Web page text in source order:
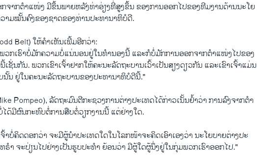
ຈາກ​ຕຳ​ແໜ່ງ ມີ​ຂຶ້ນ​ພາຍ​ຫລັງ​ທ່າ​ອ່ຽງທີ່ສູງຂຶ້ນ ຂອງການ​ອອກ​ໄປຂອງ​ທີມ​ງານ​ດ້ານ​ນະ​ໂຍ​
າມ​ໝັ້ນ​ຄົງ​ຂອງ​ຊາດຂອງ​ທ່ານປະ​ທາ​ນາ​ທິ​ບໍ​ດີ.
Belt) ໃຫ້​ຄຳ​ເຫັນເ​ພີ້ມ​ອີກວ່າ:
ວກ​ເຮົາ​ບໍ່​ມັກຄວາມບໍ່​ແນ່ນອນ​ຢູ່ໃນ​ທຳ​ນອງນີ້ ແລະກໍ​ບໍ່​ມັກ​ການ​ອອກ​ຈາກ​ຕຳ​ແໜ່ງ​ໄປ​ຂອງ​
ຊັ່ນ​ກັນ. ພວກ​ເຂົາ​ເຈົ້າຢາກ​ໃຫ້​ຄະ​ນະ​ລັດ​ຖະ​ບານ​ເວົ້າ​ເປັນ​ສຽງ​ດຽວ​ກັນ ແລະ​ເຂົາ​ເຈົ້າ​ແມ່ນ
ນັ້ນ ຢູ່​ໃນ​ຄະ​ນະລັດ​ຖະ​ບານຂອງ​ປະ​ທາ​ນາ​ທິ​ບໍ​ດີນີ້."
Pompeo), ລັດ​ຖະ​ມົນ​ຕີ​ກະ​ຊວງ​ການ​ຕ່າງ​ປະ​ເທດ​ໄດ້ກ່າວເນັ້ນ​ຢ້ຳ​ວ່າ ການ​ລົງຈາກຕຳ​
ດ້​ມີ​ຜົນ​ກະ​ທົບ​ຕໍ່​ການ​ສືບ​ຕໍ່​ວຽກ​ງານນີ້ ແຕ່​ຢ່າງ​ໃດ.
າ​ບໍ່​ຄິດດອກວ່າ ຈະ​ມີ​ຜູ້​ນຳ​ປະ​ເທດ​ໃດ​ໃນ​ໂລກໜ້າ​ຈະ​ຄິດ​ເອົາ​ເອງວ່າ ນະ​ໂຍ​ບາຍຕ່າງ​ປະ​
ຳ ຈະ​ປ່ຽນ​ໄປ​ຢ່າງ​ເປັນ​ຮູບ​ປະ​ທຳ ຍ້ອນ​ວ່າ ມີ​ຜູ້​ໃດ​ຜູ້​ນຶ່ງ​ຢູ່​ໃນ​ກຸ່ມ​ພວກ​ເຮົາ​ອອກ​ໄປ."